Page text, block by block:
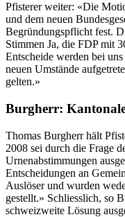
Pfisterer weiter: «Die
und dem neuen
Begründungspflicht fest.
Stimmen Ja, die FDP mit
Entscheide werden bei
neuen Umstände
gelten.»
Burgherr:
Thomas Burgherr hält
2008 sei durch die Frage
Urnenabstimmungen
Entscheidungen an
Auslöser und wurden
gestellt.» Schliesslich, so
schweizweite Lösung